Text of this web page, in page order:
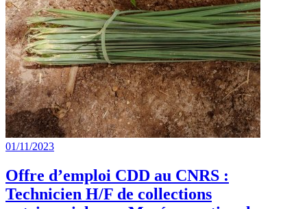
01/11/2023
Offre d’emploi CDD au CNRS :
Technicien H/F de collections